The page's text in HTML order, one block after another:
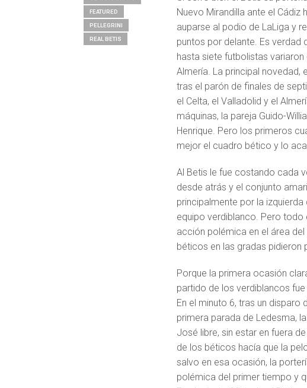
Nuevo Mirandilla ante el
auparse al podio de LaLiga y
puntos por delante. Es verdad
hasta siete futbolistas
Almería. La principal novedad,
tras el parón de finales de
el Celta, el Valladolid y el
máquinas, la pareja Guido-
Henrique. Pero los primeros
mejor el cuadro bético y lo
Al Betis le fue costando cada
desde atrás y el conjunto
principalmente por la
equipo verdiblanco. Pero
acción polémica en el área
béticos en las gradas pidieron
Porque la primera ocasión
partido de los verdiblancos
En el minuto 6, tras un disparo
primera parada de Ledesma,
José libre, sin estar en fuera
de los béticos hacía que la
salvo en esa ocasión, la
polémica del primer tiempo y
FEATURED
PELLEGRINI
REAL BETIS